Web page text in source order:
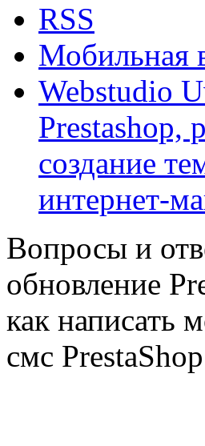
RSS
Мобильная
Webstudio
Prestashop,
создание
интернет-
Вопросы и
обновление
как написать
смс